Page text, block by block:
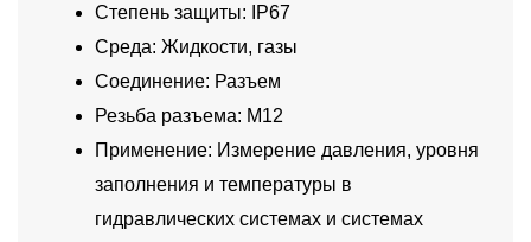
Степень защиты: IP67
Среда: Жидкости, газы
Соединение: Разъем
Резьба разъема: M12
Применение: Измерение давления, уровня
заполнения и температуры в
гидравлических системах и системах